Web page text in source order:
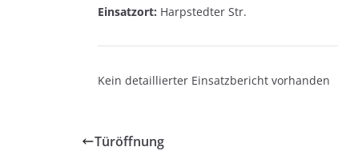
Einsatzort: Harpstedter Str.
Kein detaillierter Einsatzbericht vorhanden
Türöffnung